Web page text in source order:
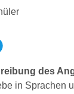
des
in Sprachen